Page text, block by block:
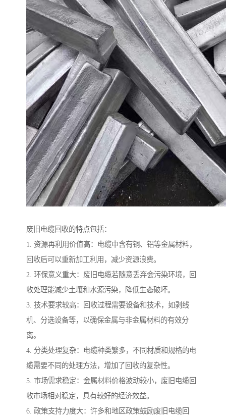
废旧电缆回收的特点包括：
1. 资源再利用价值高：电缆中含有铜、铝等金属材料，
回收后可以重新加工利用，减少资源浪费。
2. 环保意义重大：废旧电缆若随意丢弃会污染环境，回
收处理能减少土壤和水源污染，降低生态破坏。
3. 技术要求较高：回收过程需要设备和技术，如剥线
机、分选设备等，以确保金属与非金属材料的有效分
离。
4. 分类处理复杂：电缆种类繁多，不同材质和规格的电
缆需要不同的处理方法，增加了回收的复杂性。
5. 市场需求稳定：金属材料价格波动较小，废旧电缆回
收市场相对稳定，具有较好的经济效益。
6. 政策支持力度大：许多和地区政策鼓励废旧电缆回